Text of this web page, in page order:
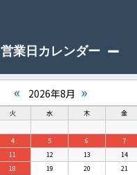
営業日カレンダー
« 2026年8月 »
火 水 木 金
4 5 6 7
11 12 13 14
18 19 20 21